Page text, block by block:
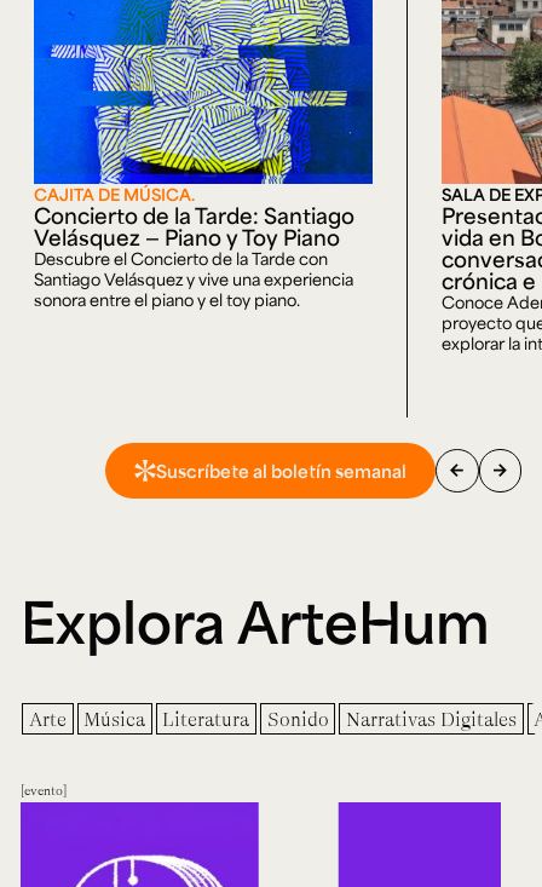
CAJITA DE MÚSICA.
Concierto de la Tarde: Santiago
Velásquez — Piano y Toy Piano
Descubre el Concierto de la Tarde con
Santiago Velásquez y vive una experiencia
sonora entre el piano y el toy piano.
SALA DE
vida en
crónica e
Conoce
proyecto
explorar la
Suscríbete al boletín semanal arrow_back arrow_forward
Explora ArteHum
Arte Música Literatura Sonido Narrativas Digitales
evento